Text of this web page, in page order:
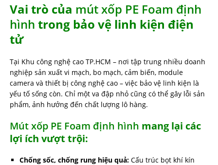
Vai trò của mút xốp PE Foam định
hình trong bảo vệ linh kiện điện
tử
Tại Khu công nghệ cao TP.HCM – nơi tập trung nhiều doanh
nghiệp sản xuất vi mạch, bo mạch, cảm biến, module
camera và thiết bị công nghệ cao – việc bảo vệ linh kiện là
yếu tố sống còn. Chỉ một va đập nhỏ cũng có thể gây lỗi sản
phẩm, ảnh hưởng đến chất lượng lô hàng.
Mút xốp PE Foam định hình mang lại các
lợi ích vượt trội:
Chống sốc, chống rung hiệu quả: Cấu trúc bọt khí kín